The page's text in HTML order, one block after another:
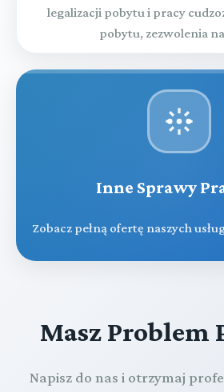
legalizacji pobytu i pracy
pobytu, zezwolenia
Inne Sprawy
Zobacz pełną ofertę naszych
Masz Problem
Napisz do nas i otrzymaj